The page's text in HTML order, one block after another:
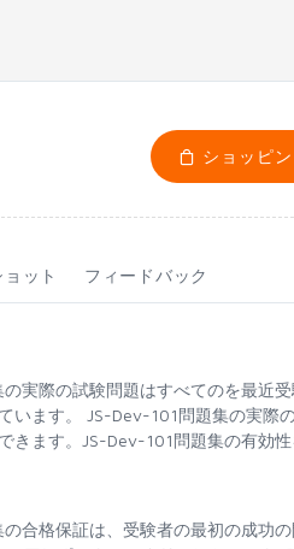
ショッピ
ット フィードバック
実際の試験問題はすべてのを最近
います。 JS-Dev-101問題集の実際
きます。JS-Dev-101問題集の有効性
合格保証は、受験者の最初の成功